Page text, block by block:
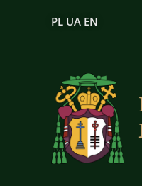
PL UA EN